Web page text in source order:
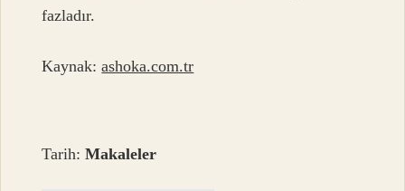
fazladır.
Kaynak:ashoka.com.tr
Tarih:Makaleler